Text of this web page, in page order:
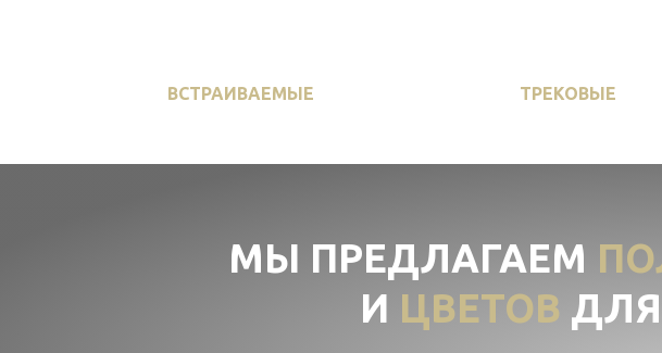
ВСТРАИВАЕМЫЕ ТРЕКОВЫЕ
МЫ ПРЕДЛАГАЕМ
И ЦВЕТОВ